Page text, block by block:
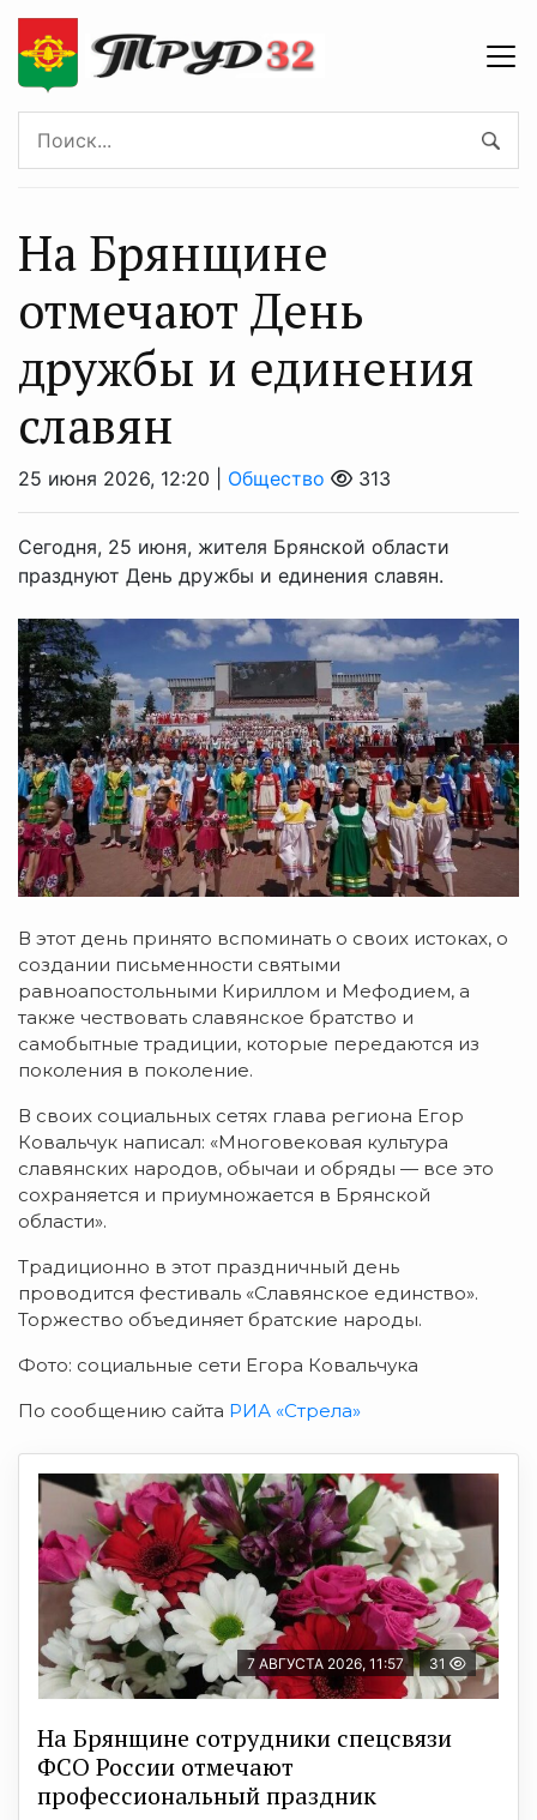
На Брянщине
отмечают День
дружбы и единения
славян
25 июня 2026, 12:20 | Общество 313
Сегодня, 25 июня, жителя Брянской области
празднуют День дружбы и единения славян.
В этот день принято вспоминать о своих истоках, о
создании письменности святыми
равноапостольными Кириллом и Мефодием, а
также чествовать славянское братство и
самобытные традиции, которые передаются из
поколения в поколение.
В своих социальных сетях глава региона Егор
Ковальчук написал: «Многовековая культура
славянских народов, обычаи и обряды — все это
сохраняется и приумножается в Брянской
области».
Традиционно в этот праздничный день
проводится фестиваль «Славянское единство».
Торжество объединяет братские народы.
Фото: социальные сети Егора Ковальчука
По сообщению сайта РИА «Стрела»
7 АВГУСТА 2026, 11:57 31
На Брянщине сотрудники спецсвязи
ФСО России отмечают
профессиональный праздник